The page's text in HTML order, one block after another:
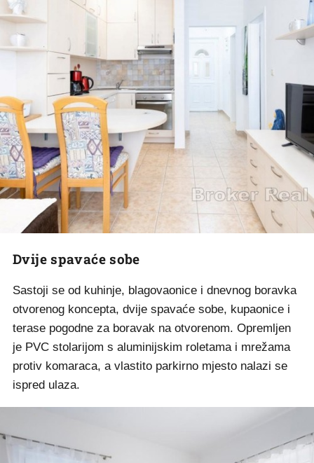
Dvije spavaće sobe
Sastoji se od kuhinje, blagovaonice i dnevnog boravka
otvorenog koncepta, dvije spavaće sobe, kupaonice i
terase pogod­ne za boravak na otvorenom. Opremljen
je PVC stolarijom s aluminijskim roletama i mrežama
protiv komaraca, a vlastito parkirno mjesto nalazi se
ispred ulaza.